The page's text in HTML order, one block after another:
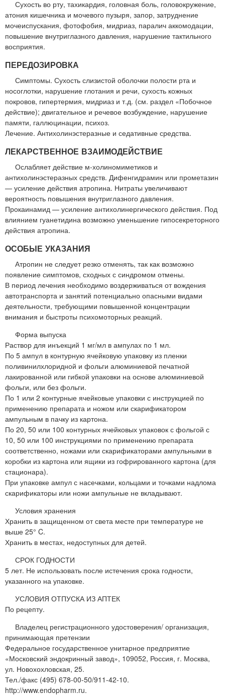
Сухость во рту, тахикардия, головная боль, головокружение,
атония кишечника и мочевого пузыря, запор, затруднение
мочеиспускания, фотофобия, мидриаз, паралич аккомодации,
повышение внутриглазного давления, нарушение тактильного
восприятия.
ПЕРЕДОЗИРОВКА
Симптомы. Сухость слизистой оболочки полости рта и
носоглотки, нарушение глотания и речи, сухость кожных
покровов, гипертермия, мидриаз и т.д. (см. раздел «Побочное
действие); двигательное и речевое возбуждение, нарушение
памяти, галлюцинации, психоз.
Лечение. Антихолинэстеразные и седативные средства.
ЛЕКАРСТВЕННОЕ ВЗАИМОДЕЙСТВИЕ
Ослабляет действие м-холиномиметиков и
антихолинэстеразных средств. Дифенгидрамин или прометазин
— усиление действия атропина. Нитраты увеличивают
вероятность повышения внутриглазного давления.
Прокаинамид — усиление антихолинергического действия. Под
влиянием гуанетидина возможно уменьшение гипосекреторного
действия атропина.
ОСОБЫЕ УКАЗАНИЯ
Атропин не следует резко отменять, так как возможно
появление симптомов, сходных с синдромом отмены.
В период лечения необходимо воздерживаться от вождения
автотранспорта и занятий потенциально опасными видами
деятельности, требующими повышенной концентрации
внимания и быстроты психомоторных реакций.
Форма выпуска
Раствор для инъекций 1 мг/мл в ампулах по 1 мл.
По 5 ампул в контурную ячейковую упаковку из пленки
поливинилхлоридной и фольги алюминиевой печатной
лакированной или гибкой упаковки на основе алюминиевой
фольги, или без фольги.
По 1 или 2 контурные ячейковые упаковки с инструкцией по
применению препарата и ножом или скарификатором
ампульным в пачку из картона.
По 20, 50 или 100 контурных ячейковых упаковок с фольгой с
10, 50 или 100 инструкциями по применению препарата
соответственно, ножами или скарификаторами ампульными в
коробки из картона или ящики из гофрированного картона (для
стационара).
При упаковке ампул с насечками, кольцами и точками надлома
скарификаторы или ножи ампульные не вкладывают.
Условия хранения
Хранить в защищенном от света месте при температуре не
выше 25° C.
Хранить в местах, недоступных для детей.
СРОК ГОДНОСТИ
5 лет. Не использовать после истечения срока годности,
указанного на упаковке.
УСЛОВИЯ ОТПУСКА ИЗ АПТЕК
По рецепту.
Владелец регистрационного удостоверения/ организация,
принимающая претензии
Федеральное государственное унитарное предприятие
«Московский эндокринный завод», 109052, Россия, г. Москва,
ул. Новохохловская, 25.
Тел./факс (495) 678-00-50/911-42-10.
http://www.endopharm.ru.